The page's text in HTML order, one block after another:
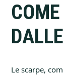
Le scarpe,